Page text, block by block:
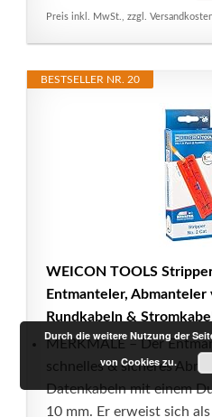
Preis inkl. MwSt., zzgl.
BESTSELLER NR. 20
WEICON TOOLS Stripper
Entmanteler,
Rundkabeln &
MERKMALE – Der
schnelles & sicheres
Datenkabeln mit einem
10 mm. Er erweist sich
Durch die weitere Nutzung der
von Cookies zu.